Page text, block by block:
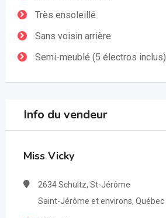
Très ensoleillé
Sans voisin arrière
Semi-meublé (5 électros inclus)
Info du vendeur
Miss Vicky
2634 Schultz, St-Jérôme
Saint-Jérôme et environs, Québec